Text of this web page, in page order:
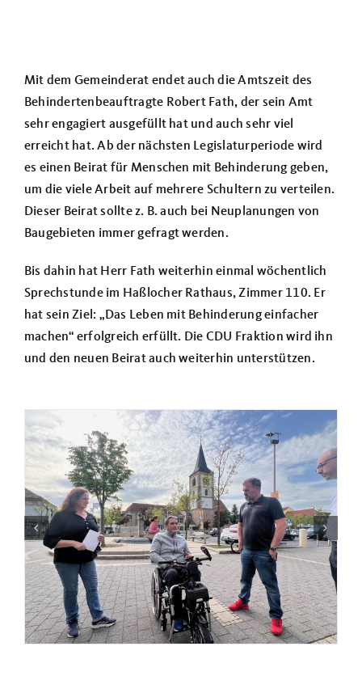
Mit dem Gemeinderat endet auch die Amtszeit des
Behindertenbeauftragte Robert Fath, der sein Amt
sehr engagiert ausgefüllt hat und auch sehr viel
erreicht hat. Ab der nächsten Legislaturperiode wird
es einen Beirat für Menschen mit Behinderung geben,
um die viele Arbeit auf mehrere Schultern zu verteilen.
Dieser Beirat sollte z. B. auch bei Neuplanungen von
Baugebieten immer gefragt werden.
Bis dahin hat Herr Fath weiterhin einmal wöchentlich
Sprechstunde im Haßlocher Rathaus, Zimmer 110. Er
hat sein Ziel: „Das Leben mit Behinderung einfacher
machen“ erfolgreich erfüllt. Die CDU Fraktion wird ihn
und den neuen Beirat auch weiterhin unterstützen.